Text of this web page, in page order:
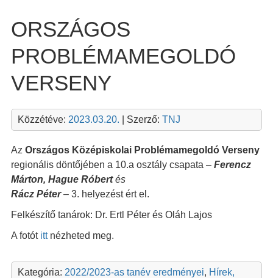
ORSZÁGOS
PROBLÉMAMEGOLDÓ
VERSENY
Közzétéve: 2023.03.20. | Szerző: TNJ
Az Országos Középiskolai Problémamegoldó Verseny
regionális döntőjében a 10.a osztály csapata – Ferencz
Márton, Hague Róbertés
Rácz Péter– 3. helyezést ért el.
Felkészítő tanárok: Dr. Ertl Péter és Oláh Lajos
A fotót ittnézheted meg.
Kategória: 2022/2023-as tanév eredményei, Hírek,